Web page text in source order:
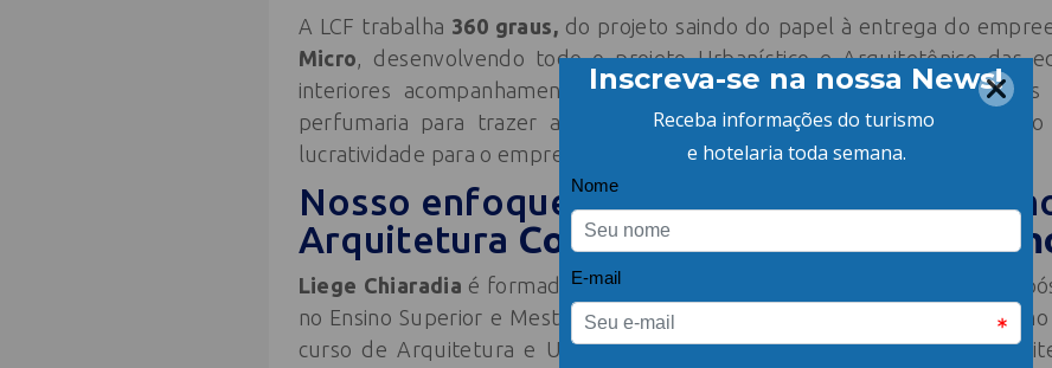
A LCF trabalha 360 graus,do projeto saindo do papel à entrega do
Micro, desenvolvendo todo o projeto Urbanístico e Arquitetônico das
interiores acompanhamento de obra, assessoria de problemas, até as
perfumaria para trazer a melhor experiência para os clientes,
lucratividade para o empreendedor.
Nosso enfoque são Projetos de
Arquitetura Corporativaaliado ao
Liege Chiaradia é formada em Arquitetura & Urbanismo pela UniRitter,
no Ensino Superior e Mestra em Gestão Ambiental pela FURB. Atuou
curso de Arquitetura e Urbanismo especialmente na disciplina de